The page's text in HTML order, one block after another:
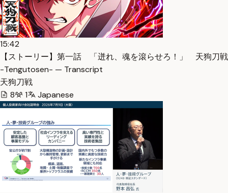
15:42
【ストーリー】第一話 「迸れ、魂を滾らせろ！」 天狗刀戦
-Tengutosen- — Transcript
天狗刀戦
8
1 Japanese